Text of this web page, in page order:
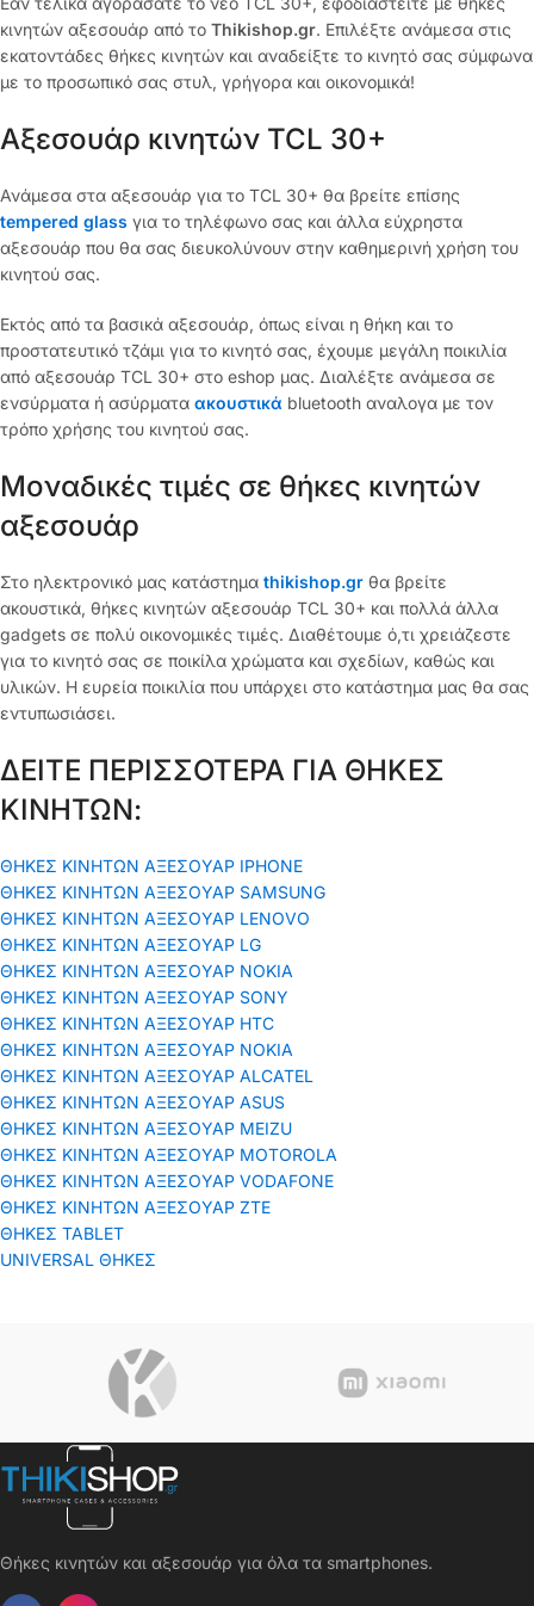
κινητών αξεσουάρ από το Thikishop.gr. Επιλέξτε ανάμεσα στις
εκατοντάδες θήκες κινητών και αναδείξτε το κινητό σας σύμφωνα
με το προσωπικό σας στυλ, γρήγορα και οικονομικά!
Αξεσουάρ κινητών TCL 30+
Ανάμεσα στα αξεσουάρ για το TCL 30+ θα βρείτε επίσης
tempered glass για το τηλέφωνο σας και άλλα εύχρηστα
αξεσουάρ που θα σας διευκολύνουν στην καθημερινή χρήση του
κινητού σας.
Εκτός από τα βασικά αξεσουάρ, όπως είναι η θήκη και το
προστατευτικό τζάμι για το κινητό σας, έχουμε μεγάλη ποικιλία
από αξεσουάρ TCL 30+ στο eshop μας. Διαλέξτε ανάμεσα σε
ενσύρματα ή ασύρματα ακουστικά bluetooth αναλογα με τον
τρόπο χρήσης του κινητού σας.
Μοναδικές τιμές σε θήκες κινητών
αξεσουάρ
Στο ηλεκτρονικό μας κατάστημα thikishop.gr θα βρείτε
ακουστικά, θήκες κινητών αξεσουάρ TCL 30+ και πολλά άλλα
gadgets σε πολύ οικονομικές τιμές. Διαθέτουμε ό,τι χρειάζεστε
για το κινητό σας σε ποικίλα χρώματα και σχεδίων, καθώς και
υλικών. Η ευρεία ποικιλία που υπάρχει στο κατάστημα μας θα σας
εντυπωσιάσει.
ΔΕΙΤΕ ΠΕΡΙΣΣΟΤΕΡΑ ΓΙΑ ΘΗΚΕΣ
ΚΙΝΗΤΩΝ:
ΘΗΚΕΣ ΚΙΝΗΤΩΝ ΑΞΕΣΟΥΑΡ IPHONE
ΘΗΚΕΣ ΚΙΝΗΤΩΝ ΑΞΕΣΟΥΑΡ SAMSUNG
ΘΗΚΕΣ ΚΙΝΗΤΩΝ ΑΞΕΣΟΥΑΡ LENOVO
ΘΗΚΕΣ ΚΙΝΗΤΩΝ ΑΞΕΣΟΥΑΡ LG
ΘΗΚΕΣ ΚΙΝΗΤΩΝ ΑΞΕΣΟΥΑΡ ΝΟΚΙΑ
ΘΗΚΕΣ ΚΙΝΗΤΩΝ ΑΞΕΣΟΥΑΡ SONY
ΘΗΚΕΣ ΚΙΝΗΤΩΝ ΑΞΕΣΟΥΑΡ HTC
ΘΗΚΕΣ ΚΙΝΗΤΩΝ ΑΞΕΣΟΥΑΡ NOKIA
ΘΗΚΕΣ ΚΙΝΗΤΩΝ ΑΞΕΣΟΥΑΡ ALCATEL
ΘΗΚΕΣ ΚΙΝΗΤΩΝ ΑΞΕΣΟΥΑΡ ASUS
ΘΗΚΕΣ ΚΙΝΗΤΩΝ ΑΞΕΣΟΥΑΡ MEIZU
ΘΗΚΕΣ ΚΙΝΗΤΩΝ ΑΞΕΣΟΥΑΡ MOTOROLA
ΘΗΚΕΣ ΚΙΝΗΤΩΝ ΑΞΕΣΟΥΑΡ VODAFONE
ΘΗΚΕΣ ΚΙΝΗΤΩΝ ΑΞΕΣΟΥΑΡ ΖΤΕ
ΘΗΚΕΣ TABLET
UNIVERSAL ΘΗΚΕΣ
Θήκες κινητών και αξεσουάρ για όλα τα smartphones.